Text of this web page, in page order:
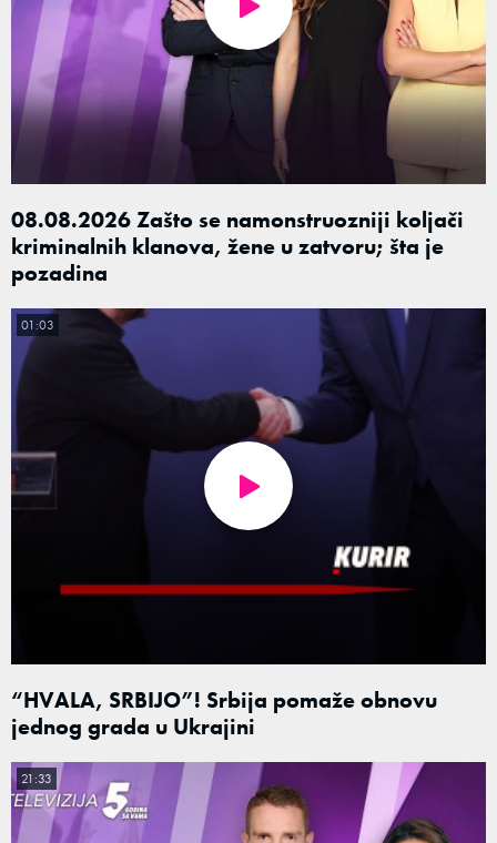
08.08.2026 Zašto se namonstruozniji koljači
kriminalnih klanova, žene u zatvoru; šta je
pozadina
“HVALA, SRBIJO”! Srbija pomaže obnovu
jednog grada u Ukrajini
01:03
21:33